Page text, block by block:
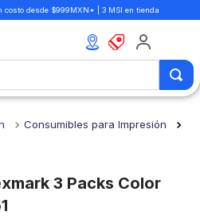
costo desde $999MXN* | 3 MSI en tienda
Consumibles para Impresión
3 Packs Color